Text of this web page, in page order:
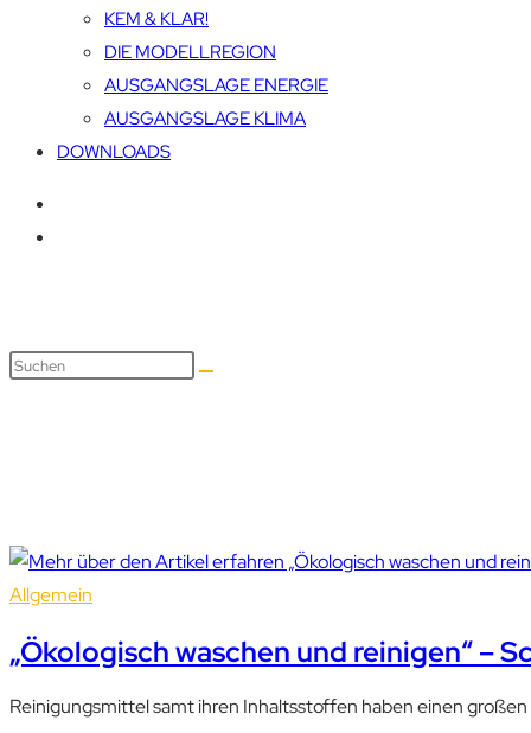
KEM & KLAR!
DIE MODELLREGION
AUSGANGSLAGE ENERGIE
AUSGANGSLAGE KLIMA
DOWNLOADS
Allgemein
„Ökologisch waschen und reinigen“ –
Reinigungsmittel samt ihren Inhaltsstoffen haben einen